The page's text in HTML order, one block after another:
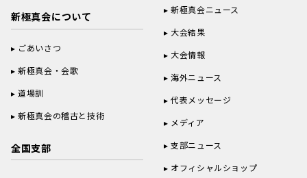
新極真会について
ごあいさつ
新極真会・会歌
道場訓
新極真会の稽古と技術
全国支部
新極真会ニュース
大会結果
大会情報
海外ニュース
代表メッセージ
メディア
支部ニュース
オフィシャルショップ